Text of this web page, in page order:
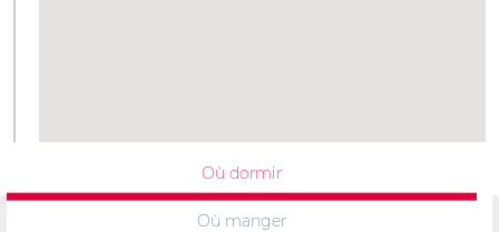
Où dormir
Où manger